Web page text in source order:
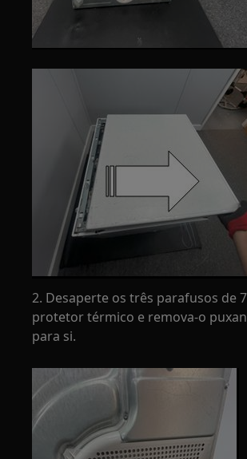
2. Desaperte os três parafusos de
protetor térmico e remova-o
para si.